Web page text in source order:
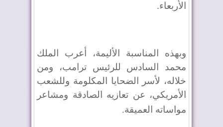
الأربعاء.
وبهذه المناسبة الأليمة، أعرب الملك
محمد السادس للرئيس ترامب، ومن
خلاله، لأسر الضحايا المكلومة وللشعب
الأمريكي، عن تعازيه الصادقة ومشاعر
مواساته العميقة.